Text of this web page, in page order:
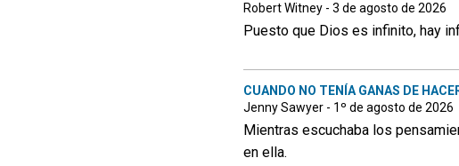
Robert Witney - 3 de agosto de 2026
Puesto que Dios es infinito, hay
CUANDO NO TENÍA GANAS DE
Jenny Sawyer - 1º de agosto de 2026
Mientras escuchaba los
en ella.